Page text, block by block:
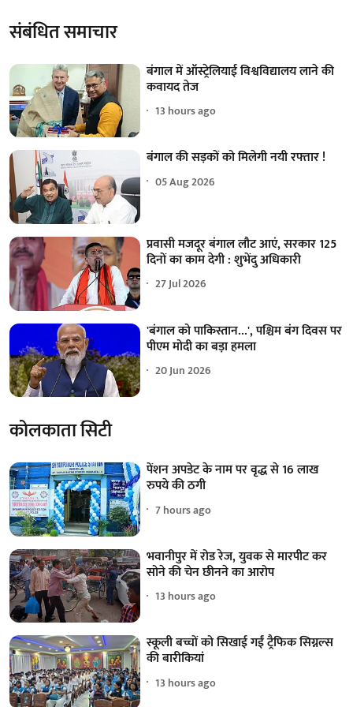
संबंधित समाचार
बंगाल में ऑस्ट्रेलियाई विश्वविद्यालय लाने की
कवायद तेज
13 hours ago
बंगाल की सड़कों को मिलेगी नयी रफ्तार !
05 Aug 2026
प्रवासी मजदूर बंगाल लौट आएं, सरकार 125
दिनों का काम देगी : शुभेंदु अधिकारी
27 Jul 2026
'बंगाल को पाकिस्तान...', पश्चिम बंग दिवस पर
पीएम मोदी का बड़ा हमला
20 Jun 2026
कोलकाता सिटी
पेंशन अपडेट के नाम पर वृद्ध से 16 लाख
रुपये की ठगी
7 hours ago
भवानीपुर में रोड रेज, युवक से मारपीट कर
सोने की चेन छीनने का आरोप
13 hours ago
स्कूली बच्चों को सिखाई गईं ट्रैफिक सिग्नल्स
की बारीकियां
13 hours ago